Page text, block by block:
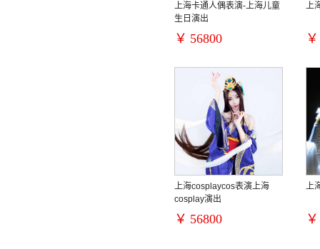
上海卡通人偶表演-上海儿童
生日演出
￥ 56800
上
￥
上海cosplaycos表演上海
cosplay演出
￥ 56800
上
￥